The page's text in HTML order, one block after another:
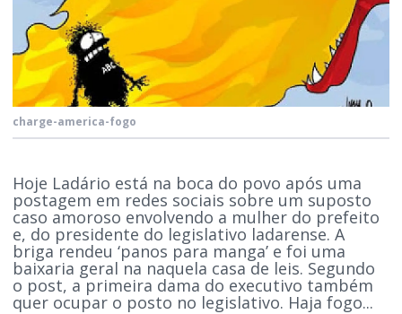
charge-america-fogo
Hoje Ladário está na boca do povo após uma
postagem em redes sociais sobre um suposto
caso amoroso envolvendo a mulher do prefeito
e, do presidente do legislativo ladarense. A
briga rendeu ‘panos para manga’ e foi uma
baixaria geral na naquela casa de leis. Segundo
o post, a primeira dama do executivo também
quer ocupar o posto no legislativo. Haja fogo...